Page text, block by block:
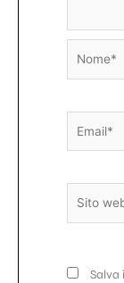
Nome*
Email*
Sito
web
Salva